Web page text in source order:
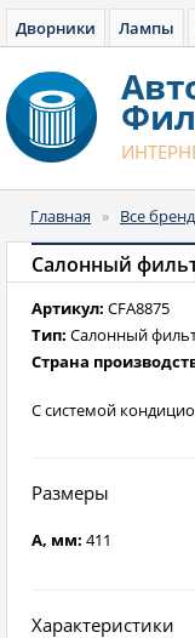
Дворники Лампы
Главная » Все
Салонный
Артикул: CFA8875
Тип: Салонный
Страна
С системой
Размеры
A, мм: 411
Характеристики